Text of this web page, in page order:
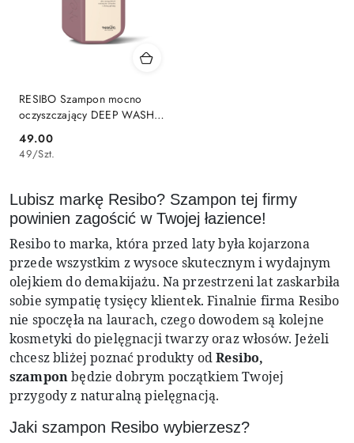
RESIBO Szampon mocno
oczyszczający DEEP WASH
250 ml
Cena:
49.00
49/Szt.
Lubisz markę Resibo? Szampon tej firmy
powinien zagościć w Twojej łazience!
Resibo to marka, która przed laty była kojarzona
przede wszystkim z wysoce skutecznym i wydajnym
olejkiem do demakijażu. Na przestrzeni lat zaskarbiła
sobie sympatię tysięcy klientek. Finalnie firma Resibo
nie spoczęła na laurach, czego dowodem są kolejne
kosmetyki do pielęgnacji twarzy oraz włosów. Jeżeli
chcesz bliżej poznać produkty odResibo,
szamponbędzie dobrym początkiem Twojej
przygody z naturalną pielęgnacją.
Jaki szampon Resibo wybierzesz?